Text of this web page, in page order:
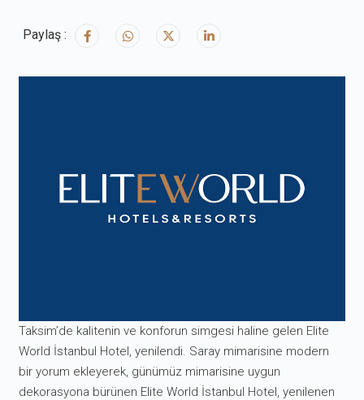
Paylaş :
Taksim’de kalitenin ve konforun simgesi haline gelen Elite
World İstanbul Hotel, yenilendi. Saray mimarisine modern
bir yorum ekleyerek, günümüz mimarisine uygun
dekorasyona bürünen Elite World İstanbul Hotel, yenilenen